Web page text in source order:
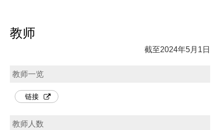
教师
截至2024年5月1日
教师一览
链接
教师人数